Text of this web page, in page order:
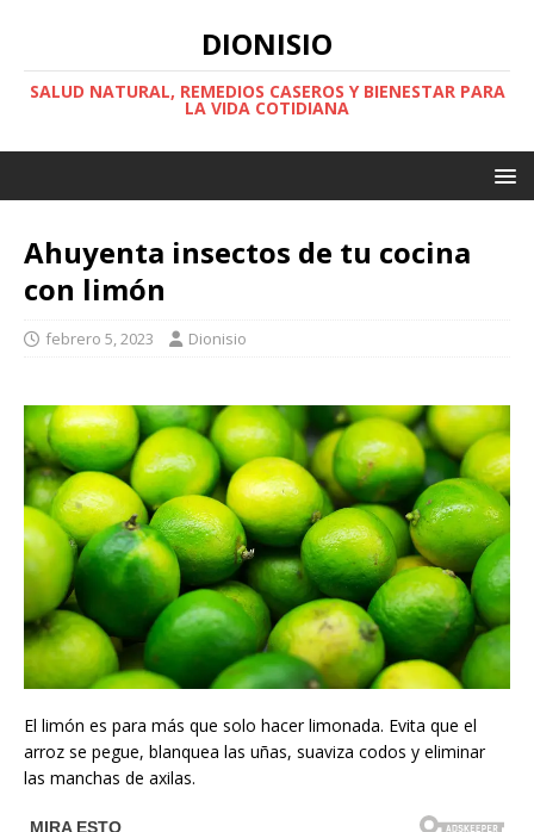
DIONISIO
SALUD NATURAL, REMEDIOS CASEROS Y BIENESTAR PARA
LA VIDA COTIDIANA
Ahuyenta insectos de tu cocina
con limón
febrero 5, 2023 Dionisio
El limón es para más que solo hacer limonada. Evita que el
arroz se pegue, blanquea las uñas, suaviza codos y eliminar
las manchas de axilas.